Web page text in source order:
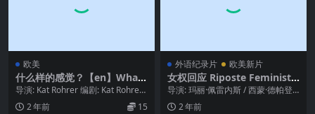
欧美
什么样的感觉？【en】What.
a.Feeling.2024
导演: Kat Rohrer 编剧: Kat Rohre
r / Malina N...
2 年前 15
外语纪录片 欧美新片
女权回应 Riposte Feministe
(2022)
导演: 玛丽·佩雷内斯 / 西蒙·德帕登
类型: 纪录片 制片国家/地区: 法国...
2 年前